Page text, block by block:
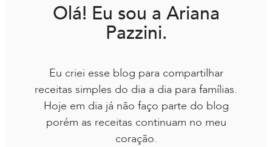
Olá! Eu sou a Ariana
Pazzini.
Eu criei esse blog para compartilhar
receitas simples do dia a dia para famílias.
Hoje em dia já não faço parte do blog
porém as receitas continuam no meu
coração.